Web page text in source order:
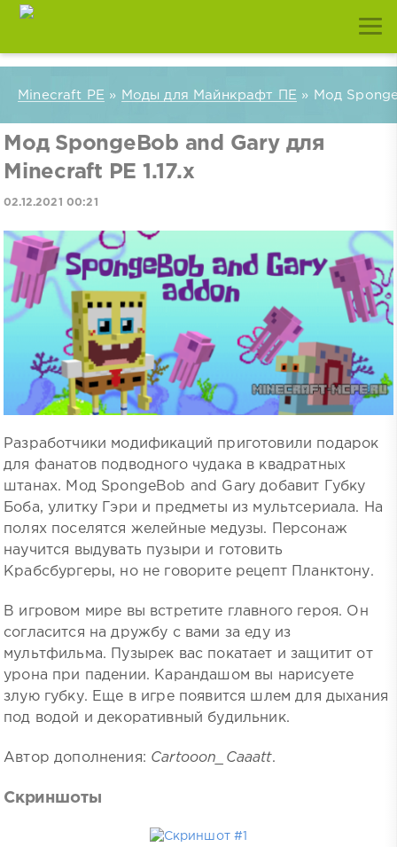
Minecraft PE » Моды для Майнкрафт ПЕ » Мод
Мод SpongeBob and Gary для
Minecraft PE 1.17.x
02.12.2021 00:21
Разработчики модификаций приготовили подарок
для фанатов подводного чудака в квадратных
штанах. Мод SpongeBob and Gary добавит Губку
Боба, улитку Гэри и предметы из мультсериала. На
полях поселятся желейные медузы. Персонаж
научится выдувать пузыри и готовить
Крабсбургеры, но не говорите рецепт Планктону.
В игровом мире вы встретите главного героя. Он
согласится на дружбу с вами за еду из
мультфильма. Пузырек вас покатает и защитит от
урона при падении. Карандашом вы нарисуете
злую губку. Еще в игре появится шлем для дыхания
под водой и декоративный будильник.
Автор дополнения: Cartooon_Caaatt.
Скриншоты